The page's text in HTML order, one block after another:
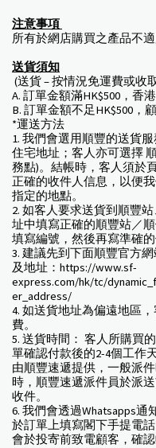
注意事項
所有於網店購買之產品不適
送貨須知
(送貨 – 按情況免運費或收
A. 訂單金額滿HK$500，香
B. 訂單金額不足HK$500，
*運送方法
1. 我們會選用順豐的送貨
住宅地址；客人亦可選擇
務點)。結帳時，客人須於
正確的收件人信息，以便
指定的地點。
2. 如客人要求送貨到順豐
址中填寫正確的順豐站／
填寫編號，然後再寫準確的
3. 建議先到下面順豐官方
及地址：https://www.sf-
express.com/hk/tc/
er_address/
4. 如送貨地址為偏遠地區
費。
5. 送貨時間： 客人所購買
單確認付款後的2-4個工作
由順豐速遞提供，一般派
時，順豐速遞派件員於派
收件。
6. 我們會透過Whatsapps
於訂單上填寫閣下手提電
會於投寄前致電顧客，確